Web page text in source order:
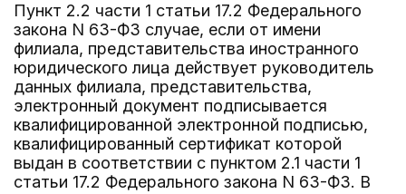
Пункт 2.2 части 1 статьи 17.2 Федерального
закона N 63-ФЗ случае, если от имени
филиала, представительства иностранного
юридического лица действует руководитель
данных филиала, представительства,
электронный документ подписывается
квалифицированной электронной подписью,
квалифицированный сертификат которой
выдан в соответствии с пунктом 2.1 части 1
статьи 17.2 Федерального закона N 63-ФЗ. В